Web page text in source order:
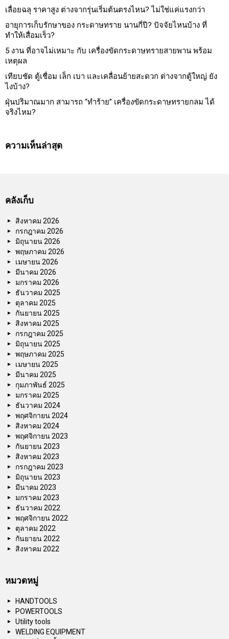
เลื่อยฉลุ ราคาสูง ต่างจากรุ่นเริ่มต้นตรงไหน? ไม่ใช่แค่แรงกว่า
อายุการเก็บรักษาของ กระดาษทราย นานกี่ปี? ปัจจัยไหนบ้าง ที่
ทำให้เสื่อมเร็ว?
5 งาน ที่อาจไม่เหมาะ กับ เครื่องขัดกระดาษทรายสายพาน พร้อม
เหตุผล
เทียบชัด ตู้เชื่อม เล็ก เบา และเคลื่อนย้ายสะดวก ต่างจากตู้ใหญ่ ยัง
ไงบ้าง?
ฝุ่นปริมาณมาก สามารถ “ทำร้าย” เครื่องขัดกระดาษทรายกลม ได้
จริงไหม?
ความเห็นล่าสุด
คลังเก็บ
สิงหาคม 2026
กรกฎาคม 2026
มิถุนายน 2026
พฤษภาคม 2026
เมษายน 2026
มีนาคม 2026
มกราคม 2026
ธันวาคม 2025
ตุลาคม 2025
กันยายน 2025
สิงหาคม 2025
กรกฎาคม 2025
มิถุนายน 2025
พฤษภาคม 2025
เมษายน 2025
มีนาคม 2025
กุมภาพันธ์ 2025
มกราคม 2025
ธันวาคม 2024
พฤศจิกายน 2024
สิงหาคม 2024
พฤศจิกายน 2023
กันยายน 2023
สิงหาคม 2023
กรกฎาคม 2023
มิถุนายน 2023
มีนาคม 2023
มกราคม 2023
ธันวาคม 2022
พฤศจิกายน 2022
ตุลาคม 2022
กันยายน 2022
สิงหาคม 2022
หมวดหมู่
HANDTOOLS
POWERTOOLS
Utility tools
WELDING EQUIPMENT